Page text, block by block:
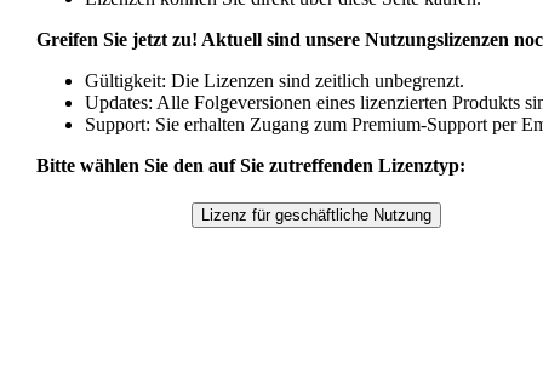
Greifen Sie jetzt zu! Aktuell sind unsere Nutzungslizenzen
Gültigkeit: Die Lizenzen sind zeitlich unbegrenzt.
Updates: Alle Folgeversionen eines lizenzierten Produkts
Support: Sie erhalten Zugang zum Premium-Support per
Bitte wählen Sie den auf Sie zutreffenden Lizenztyp: